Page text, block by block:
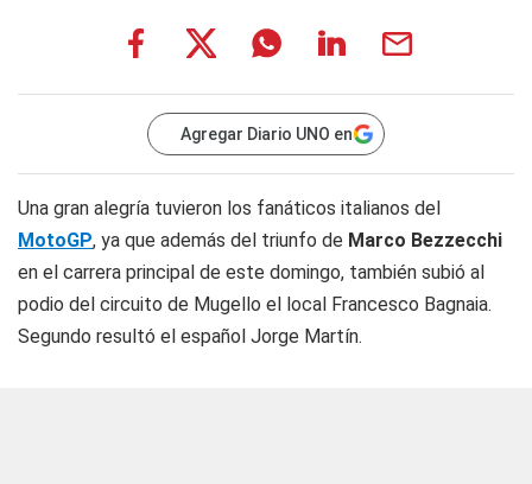
Agregar Diario UNO en
Una gran alegría tuvieron los fanáticos italianos del
MotoGP, ya que además del triunfo de Marco Bezzecchi
en el carrera principal de este domingo, también subió al
podio del circuito de Mugello el local Francesco Bagnaia.
Segundo resultó el español Jorge Martín.